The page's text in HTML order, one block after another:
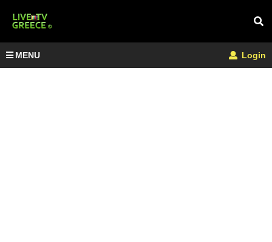
MENU Login